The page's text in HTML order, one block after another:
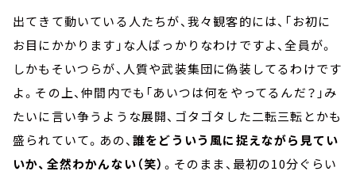
出てきて動いている人たちが、我々観客的には、「お初に
お目にかかります」な人ばっかりなわけですよ、全員が。
しかもそいつらが、人質や武装集団に偽装してるわけです
よ。その上、仲間内でも「あいつは何をやってるんだ？」み
たいに言い争うような展開、ゴタゴタした二転三転とかも
盛られていて。あの、 誰をどういう風に捉えながら見てい
いか、全然わかんない（笑） 。そのまま、最初の10分ぐらい